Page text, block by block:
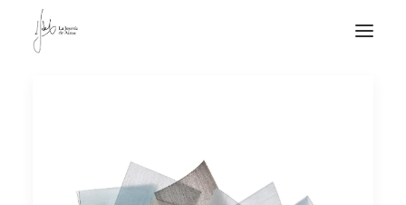
APUNTES